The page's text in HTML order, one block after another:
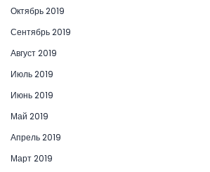
Октябрь 2019
Сентябрь 2019
Август 2019
Июль 2019
Июнь 2019
Май 2019
Апрель 2019
Март 2019